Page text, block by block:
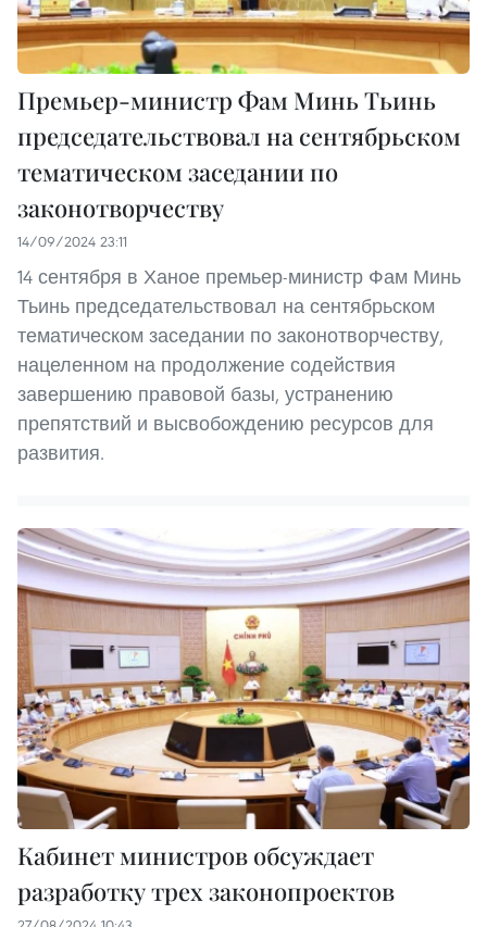
Премьер-министр Фам Минь Тьинь
председательствовал на сентябрьском
тематическом заседании по
законотворчеству
14/09/2024 23:11
14 сентября в Ханое премьер-министр Фам Минь
Тьинь председательствовал на сентябрьском
тематическом заседании по законотворчеству,
нацеленном на продолжение содействия
завершению правовой базы, устранению
препятствий и высвобождению ресурсов для
развития.
Кабинет министров обсуждает
разработку трех законопроектов